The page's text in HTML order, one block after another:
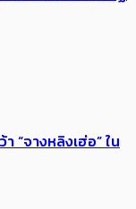
“จางหลิงเฮ่อ” ใน